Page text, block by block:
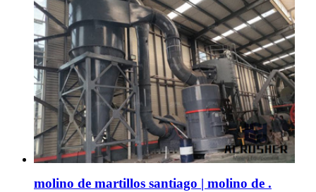
molino de martillos santiago | molino de .